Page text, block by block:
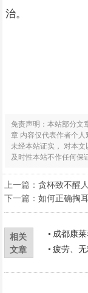
治。
免责声明：本站部分文
章 内容仅代表作者个
未经本站证实， 对本文
及时性本站不作任何保
上一篇：贪杯致不醒
下一篇：如何正确掏
相关
文章
成都康
疲劳、